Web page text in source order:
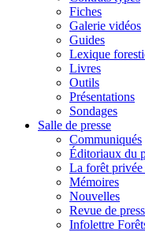
Fiches
Galerie vidéos
Guides
Lexique
Livres
Outils
Présentations
Sondages
Salle de presse
Communiqués
Éditoriaux du
La forêt
Mémoires
Nouvelles
Revue de
Infolettre